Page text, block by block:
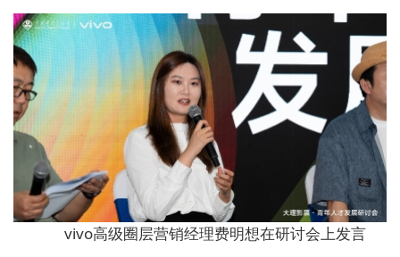
vivo高级圈层营销经理费明想在研讨会上发言